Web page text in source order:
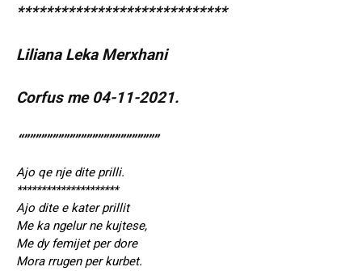
*****************************
Liliana Leka Merxhani
Corfus me 04-11-2021.
“””””””””””””””””””””””””
Ajo qe nje dite prilli.
*********************
Ajo dite e kater prillit
Me ka ngelur ne kujtese,
Me dy femijet per dore
Mora rrugen per kurbet.